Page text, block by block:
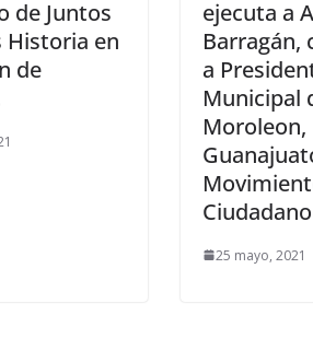
de Juntos
Historia en
de
ejecuta a
Barragán,
a
Municipal
Moroleon,
Ciudadano
25 mayo, 2021